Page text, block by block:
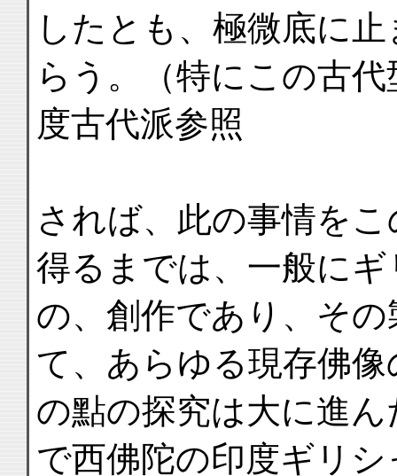
したとも、極微底に
らう。（特にこの古
度古代派参照
されば、此の事情を
得るまでは、一般に
の、創作であり、そ
て、あらゆる現存佛
の點の探究は大に進
で西佛陀の印度ギリ